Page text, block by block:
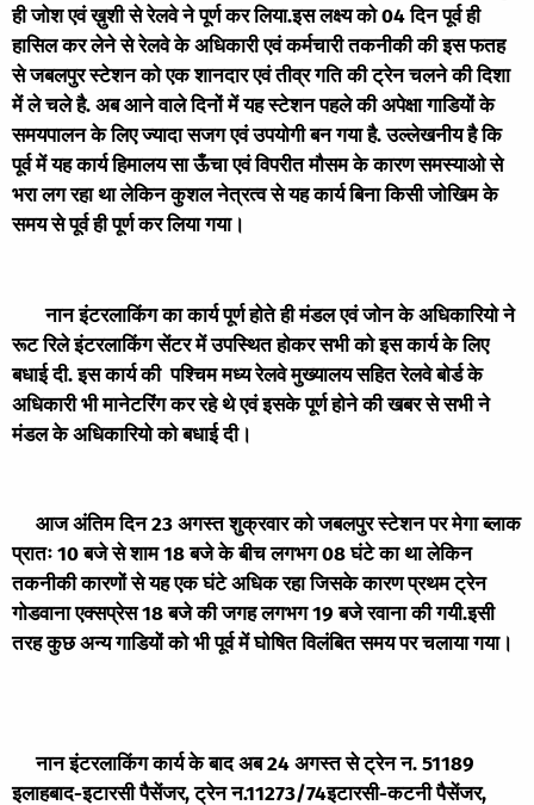
ही जोश एवं ख़ुशी से रेलवे ने पूर्ण कर लिया.इस लक्ष्य को 04 दिन पूर्व ही
हासिल कर लेने से रेलवे के अधिकारी एवं कर्मचारी तकनीकी की इस फतह
से जबलपुर स्टेशन को एक शानदार एवं तीव्र गति की ट्रेन चलने की दिशा
में ले चले है. अब आने वाले दिनों में यह स्टेशन पहले की अपेक्षा गाडियों के
समयपालन के लिए ज्यादा सजग एवं उपयोगी बन गया है. उल्लेखनीय है कि
पूर्व में यह कार्य हिमालय सा ऊँचा एवं विपरीत मौसम के कारण समस्याओ से
भरा लग रहा था लेकिन कुशल नेत्रत्व से यह कार्य बिना किसी जोखिम के
समय से पूर्व ही पूर्ण कर लिया गया।
नान इंटरलाकिंग का कार्य पूर्ण होते ही मंडल एवं जोन के अधिकारियो ने
रूट रिले इंटरलाकिंग सेंटर में उपस्थित होकर सभी को इस कार्य के लिए
बधाई दी. इस कार्य की पश्चिम मध्य रेलवे मुख्यालय सहित रेलवे बोर्ड के
अधिकारी भी मानेटरिंग कर रहे थे एवं इसके पूर्ण होने की खबर से सभी ने
मंडल के अधिकारियो को बधाई दी।
आज अंतिम दिन 23 अगस्त शुक्रवार को जबलपुर स्टेशन पर मेगा ब्लाक
प्रातः 10 बजे से शाम 18 बजे के बीच लगभग 08 घंटे का था लेकिन
तकनीकी कारणों से यह एक घंटे अधिक रहा जिसके कारण प्रथम ट्रेन
गोडवाना एक्सप्रेस 18 बजे की जगह लगभग 19 बजे रवाना की गयी.इसी
तरह कुछ अन्य गाडियों को भी पूर्व में घोषित विलंबित समय पर चलाया गया।
नान इंटरलाकिंग कार्य के बाद अब 24 अगस्त से ट्रेन न. 51189
इलाहबाद-इटारसी पैसेंजर, ट्रेन न.11273/74इटारसी-कटनी पैसेंजर,